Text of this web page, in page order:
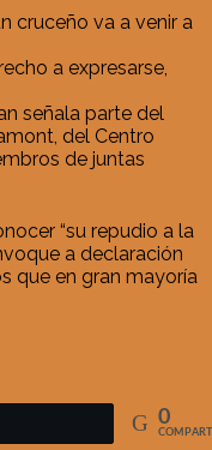
cruceño va a venir a
a expresarse,
señala parte del
del Centro
de juntas
“su repudio a la
a declaración
que en gran mayoría
0